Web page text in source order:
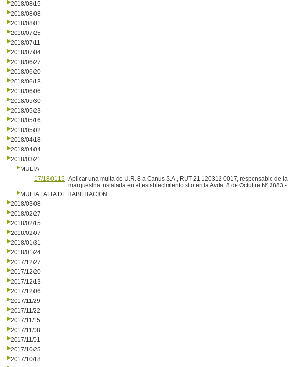
2018/08/15
2018/08/08
2018/08/01
2018/07/25
2018/07/11
2018/07/04
2018/06/27
2018/06/20
2018/06/13
2018/06/06
2018/05/30
2018/05/23
2018/05/16
2018/05/02
2018/04/18
2018/04/04
2018/03/21
MULTA
17/18/0115 Aplicar una multa de U.R. 8 a Canus S.A., RUT 21 120312 0017, responsable de la
marquesina instalada en el establecimiento sito en la Avda. 8 de Octubre Nº 3883.-
MULTA FALTA DE HABILITACION
2018/03/08
2018/02/27
2018/02/15
2018/02/07
2018/01/31
2018/01/24
2017/12/27
2017/12/20
2017/12/13
2017/12/06
2017/11/29
2017/11/22
2017/11/15
2017/11/08
2017/11/01
2017/10/25
2017/10/18